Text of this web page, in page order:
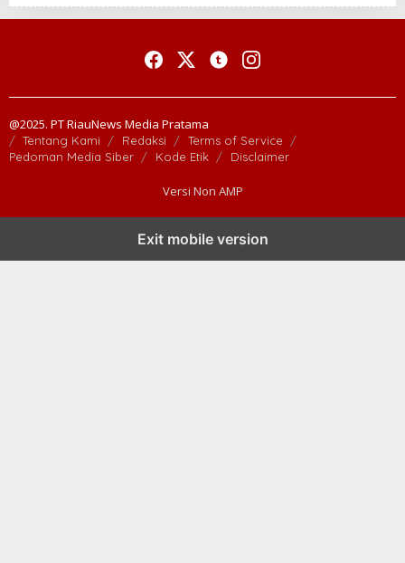
@2025. PT RiauNews Media Pratama
Tentang Kami Redaksi
Terms of Service
Pedoman Media Siber
Kode Etik Disclaimer
Versi Non AMP
Exit mobile version